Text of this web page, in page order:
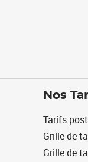
Nos
Tarifs
Grille de
Grille de